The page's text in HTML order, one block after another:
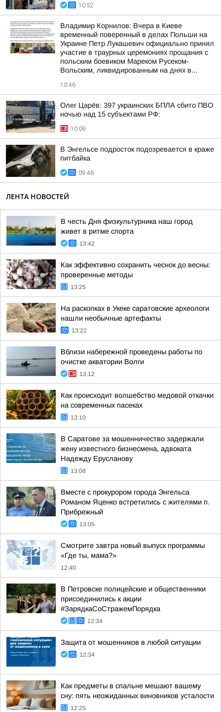
10:52
Владимир Корнилов: Вчера в Киеве
временный поверенный в делах Польши на
Украине Петр Лукашевич официально принял
участие в траурных церемониях прощания с
польским боевиком Мареком Русеком-
Вольским, ликвидированным на днях в...
10:46
Олег Царёв: 397 украинских БПЛА сбито ПВО
ночью над 15 субъектами РФ:
10:09
В Энгельсе подросток подозревается в краже
питбайка
09:46
ЛЕНТА НОВОСТЕЙ
В честь Дня физкультурника наш город
живет в ритме спорта
13:42
Как эффективно сохранить чеснок до весны:
проверенные методы
13:25
На раскопках в Укеке саратовские археологи
нашли необычные артефакты
13:22
Вблизи набережной проведены работы по
очистке акватории Волги
13:12
Как происходит волшебство медовой откачки
на современных пасеках
13:10
В Саратове за мошенничество задержали
жену известного бизнесмена, адвоката
Надежду Ерусланову
13:08
Вместе с прокурором города Энгельса
Романом Яценко встретились с жителями п.
Прибрежный
13:05
Смотрите завтра новый выпуск программы
«Где ты, мама?»
12:40
В Петровске полицейские и общественники
присоединились к акции
#ЗарядкаСоСтражемПорядка
12:34
Защита от мошенников в любой ситуации
12:34
Как предметы в спальне мешают вашему
сну: пять неожиданных виновников усталости
12:25